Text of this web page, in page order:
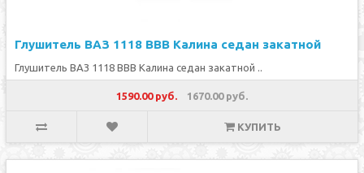
Глушитель ВАЗ 1118 ВВВ Калина седан закатной
Глушитель ВАЗ 1118 ВВВ Калина седан закатной ..
1590.00 руб. 1670.00 руб.
КУПИТЬ